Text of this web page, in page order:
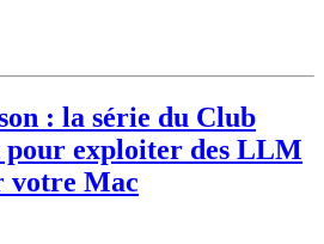
: la série du Club
pour exploiter des LLM
votre Mac